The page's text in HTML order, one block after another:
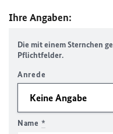
Ihre Angaben:
Die mit einem Sternchen
Pflichtfelder.
Anrede
Name *